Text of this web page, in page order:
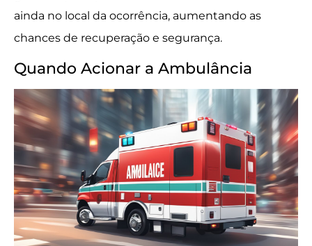
ainda no local da ocorrência, aumentando as
chances de recuperação e segurança.
Quando Acionar a Ambulância